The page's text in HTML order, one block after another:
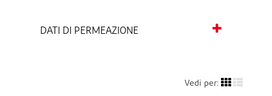
DATI DI PERMEAZIONE
Vedi per: